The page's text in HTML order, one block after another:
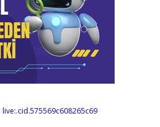
live:.cid.575569c608265c69